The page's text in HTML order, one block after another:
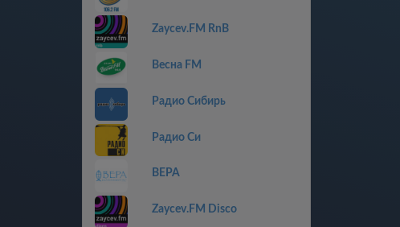
Zaycev.FM RnB
Весна FM
Радио Сибирь
Радио Си
ВЕРА
Zaycev.FM Disco